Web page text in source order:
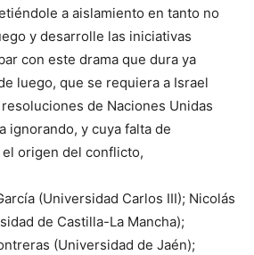
a aislamiento en tanto no
y desarrolle las iniciativas
con este drama que dura ya
luego, que se requiera a Israel
de Naciones Unidas
ignorando, y cuya falta de
origen del conflicto,
(Universidad Carlos III); Nicolás
de Castilla-La Mancha);
(Universidad de Jaén);